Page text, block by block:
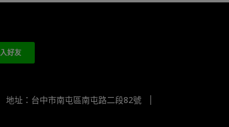
地址：台中市南屯區南屯路二段82號